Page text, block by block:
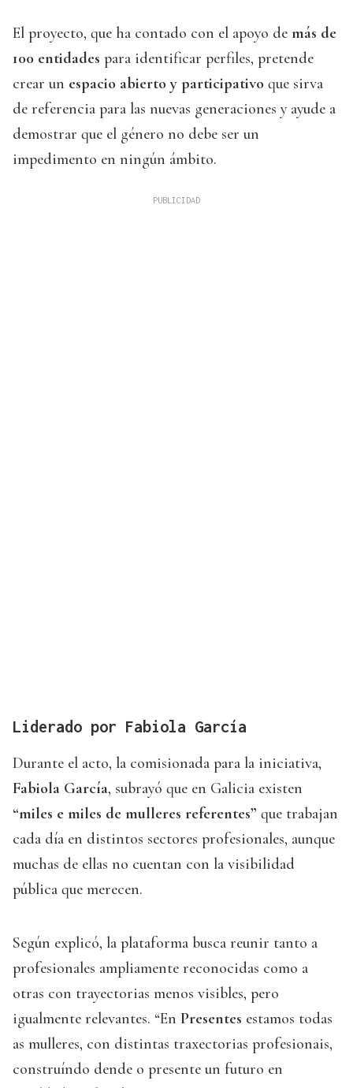
El proyecto, que ha contado con el apoyo de más de
100 entidades para identificar perfiles, pretende
crear un espacio abierto y participativo que sirva
de referencia para las nuevas generaciones y ayude a
demostrar que el género no debe ser un
impedimento en ningún ámbito.
Liderado por Fabiola García
Durante el acto, la comisionada para la iniciativa,
Fabiola García, subrayó que en Galicia existen
“miles e miles de mulleres referentes” que trabajan
cada día en distintos sectores profesionales, aunque
muchas de ellas no cuentan con la visibilidad
pública que merecen.
Según explicó, la plataforma busca reunir tanto a
profesionales ampliamente reconocidas como a
otras con trayectorias menos visibles, pero
igualmente relevantes. “En Presentes estamos todas
as mulleres, con distintas traxectorias profesionais,
construíndo dende o presente un futuro en